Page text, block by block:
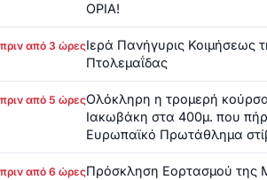
ΟΡΙΑ!
πριν από 3 ώρεςΙερά Πανήγυρις Κοιμήσεως
Πτολεμαΐδας
πριν από 5 ώρεςΟλόκληρη η τρομερή
Ιακωβάκη στα 400μ. που
Ευρωπαϊκό Πρωτάθλημα
πριν από 6 ώρεςΠρόσκληση Εορτασμού της